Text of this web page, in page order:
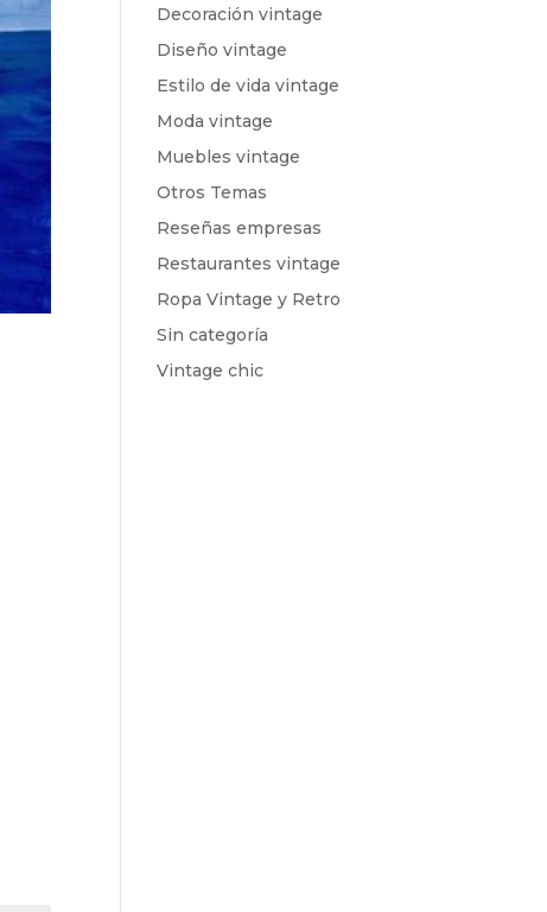
Decoración vintage
Diseño vintage
Estilo de vida vintage
Moda vintage
Muebles vintage
Otros Temas
Reseñas empresas
Restaurantes vintage
Ropa Vintage y Retro
Sin categoría
Vintage chic